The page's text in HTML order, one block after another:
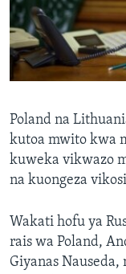
Poland na
kutoa mwito kwa
kuweka vikwazo
na kuongeza
Wakati hofu ya
rais wa Poland,
Giyanas